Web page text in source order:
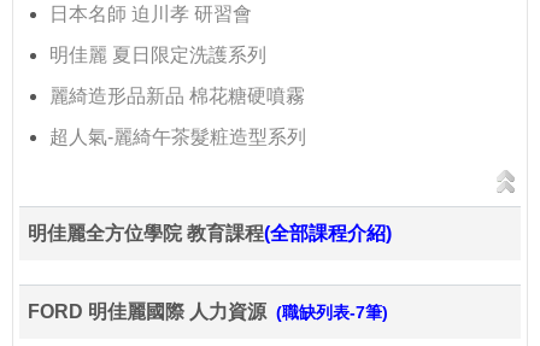
日本名師 迫川孝 研習會
明佳麗 夏日限定洗護系列
麗綺造形品新品 棉花糖硬噴霧
超人氣-麗綺午茶髮粧造型系列
明佳麗全方位學院 教育課程(全部課程介紹)
FORD 明佳麗國際 人力資源 (職缺列表-7筆)